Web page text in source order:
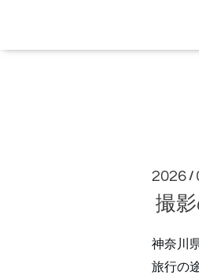
2026 /
撮
神奈川
旅行の